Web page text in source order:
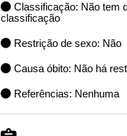
Classificação: Não tem
classificação
Restrição de sexo: Não
Causa óbito: Não há
Referências: Nenhuma